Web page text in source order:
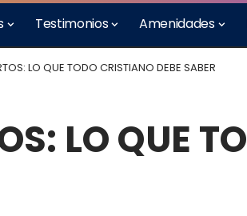
Testimonios Amenidades
LO QUE TODO CRISTIANO DEBE SABER
LO QUE